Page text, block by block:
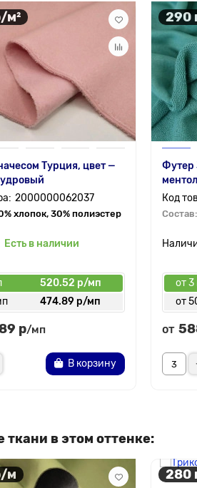
м²
Турция, цвет —
2000000062037
хлопок, 30% полиэстер
Есть в наличии
520.52 р/мп
474.89 р/мп
р/мп
В корзину
290
Футер
Состав:
от
от
от
в этом оттенке:
м 280